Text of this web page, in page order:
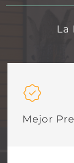
La
Mejor